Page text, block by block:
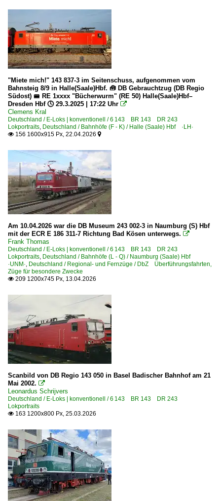
Berlin Spandau
Berlin Südkreuz
Berlin Zoologischer Garten
Bielefeld
Bitterfeld
Boppard
Burgkemnitz
Cottbus (Chóśebuz)
Darmstadt Hbf ·FD·
Dessau
Doberlug-Kirchhain
Dresden (sonstige)
Dresden Hbf ·DH·
Düsseldorf (sonstige)
Eichenberg
Erfurt (sonstige)
Essen Hbf ·EE·
Bahnhöfe (F - K)
Fährhafen Sassnitz (Mukran Port GmbH, Zugang nur
Falkenberg (Elster)
Frankfurt (Oder) Pbf ·BFP·
Freiburg (Breisgau)
Fürth (Bay) Hbf ·NF·
Grevenbroich
Großkorbetha
Hagen
Halle (Saale) Hbf ·LH·
2012
2013
2014
2015
2016
2017
2018
2019
2020
2020
2021
2022
2023
2024
2026
"Miete mich!" 143 837-3 im Seitenschuss, aufgenommen vom
Bahnsteig 8/9 in Halle(Saale)Hbf. 🧰 DB Gebrauchtzug (DB Regio
Südost) 🚝 RE 1xxxx "Bücherwurm" (RE 50) Halle(Saale)Hbf–
Dresden Hbf 🕓 29.3.2025 | 17:22 Uhr 
Clemens Kral
Deutschland / E-Loks | konventionell / 6 143 BR 143 DR 243
Lokportraits, Deutschland / Bahnhöfe (F - K) / Halle (Saale) Hbf ·LH·
 156 1600x915 Px, 22.04.2026 
Am 10.04.2026 war die DB Museum 243 002-3 in Naumburg (S) Hbf
mit der ECR E 186 311-7 Richtung Bad Kösen unterwegs. 
Frank Thomas
Deutschland / E-Loks | konventionell / 6 143 BR 143 DR 243
Lokportraits, Deutschland / Bahnhöfe (L - Q) / Naumburg (Saale) Hbf
·UNM·, Deutschland / Regional- und Fernzüge / DbZ Überführungsfahrten,
Züge für besondere Zwecke
 209 1200x745 Px, 13.04.2026
Scanbild von DB Regio 143 050 in Basel Badischer Bahnhof am 21
Mai 2002. 
Leonardus Schrijvers
Deutschland / E-Loks | konventionell / 6 143 BR 143 DR 243
Lokportraits
 163 1200x800 Px, 25.03.2026